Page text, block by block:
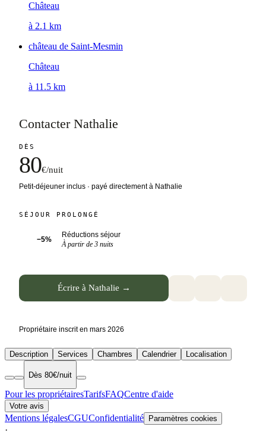
Château
à 2.1 km
château de Saint-Mesmin
Château
à 11.5 km
Contacter Nathalie
DÈS
80€/nuit
Petit-déjeuner inclus · payé directement à Nathalie
SÉJOUR PROLONGÉ
−5%
Réductions séjour
À partir de 3 nuits
Écrire à Nathalie →
Propriétaire inscrit en mars 2026
Description Services Chambres Calendrier Localisation
Dès 80€/nuit
Pour les propriétairesTarifsFAQCentre d'aide
Votre avis
Mentions légalesCGUConfidentialité Paramètres cookies
·